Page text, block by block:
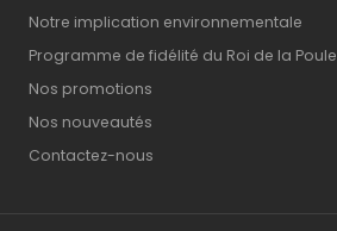
Notre implication environnementale
Programme de fidélité du Roi de la Poule
Nos promotions
Nos nouveautés
Contactez-nous